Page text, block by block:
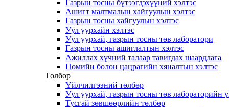
Газрын тосны бүтээгдэхүүний хэлтэс
Ашигт малтмалын хайгуулын хэлтэс
Газрын тосны хайгуулын хэлтэс
Уул уурхайн хэлтэс
Уул уурхай, газрын тосны төв лаборатори
Газрын тосны ашиглалтын хэлтэс
Ажиллах хүчний талаар тавигдах шаардлага
Цөмийн болон цацрагийн хяналтын хэлтэс
Төлбөр
Үйлчилгээний төлбөр
Уул уурхай, газрын тосны төв лабораторийн
Тусгай зөвшөөрлийн төлбөр